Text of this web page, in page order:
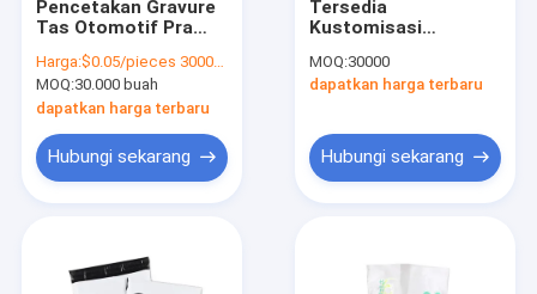
Pencetakan Gravure
Tas Otomotif Pra
Sepatu
Harga:$0.05/pieces 30000-299999 pieces
MOQ:30.000 buah
dapatkan harga terbaru
Hubungi sekarang
Tersedia
Kustomisasi
Berlubang Kemasan
Makanan Kemasan
Panas Gravure
Printing Kantong
Susut Bopp Terima
MOQ:30000
dapatkan harga terbaru
Hubungi sekarang